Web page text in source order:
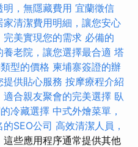
，無隱藏費用 宜蘭徵信
家清潔費用明細，讓您安心
美實現您的需求 必備的
養老院，讓您選擇最合適 塔
型的價格 柬埔寨簽證的辦
提供貼心服務 按摩療程介紹
適合親友聚會的完美選擇 臥
冷藏選擇 中式外燴菜單，
SEO公司 高效清潔人員，
這些應用程序通常提供其他